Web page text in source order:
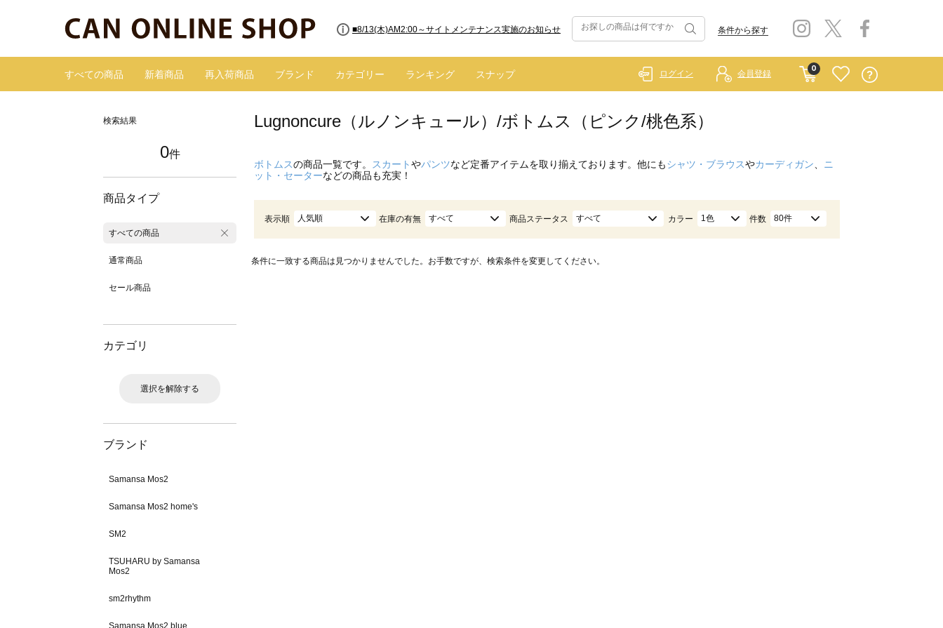
■8/13(木)AM2:00～サイトメンテナンス実施のお知らせ 条件から探す
すべての商品 新着商品 再入荷商品 ブランド カテゴリー ランキング スナップ
0
ログイン 会員登録
検索結果
0件
商品タイプ
すべての商品
通常商品
セール商品
カテゴリ
選択を解除する
ブランド
Samansa Mos2
Samansa Mos2 home's
SM2
TSUHARU by Samansa
Mos2
sm2rhythm
Samansa Mos2 blue
Lugnoncure（ルノンキュール）/ボトムス（ピンク/桃色系）
ボトムスの商品一覧です。 スカートやパンツなど定番アイテムを取り揃えております。他にもシャツ・ブラウスやカーディガン
ニ
ット・セーターなどの商品も充実！
表示順 人気順 在庫の有無 すべて 商品ステータス すべて カラー 1色 件数 80件
条件に一致する商品は見つかりませんでした。お手数ですが、検索条件を変更してください。